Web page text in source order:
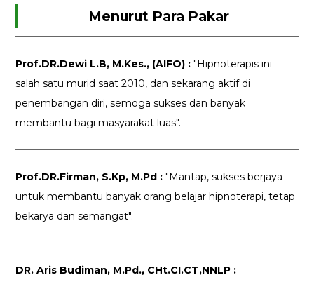
Menurut Para Pakar
Prof.DR.Dewi L.B, M.Kes., (AIFO) :"Hipnoterapis ini
salah satu murid saat 2010, dan sekarang aktif di
penembangan diri, semoga sukses dan banyak
membantu bagi masyarakat luas".
Prof.DR.Firman, S.Kp, M.Pd : "Mantap, sukses berjaya
untuk membantu banyak orang belajar hipnoterapi, tetap
bekarya dan semangat".
DR. Aris Budiman, M.Pd., CHt.CI.CT,NNLP :